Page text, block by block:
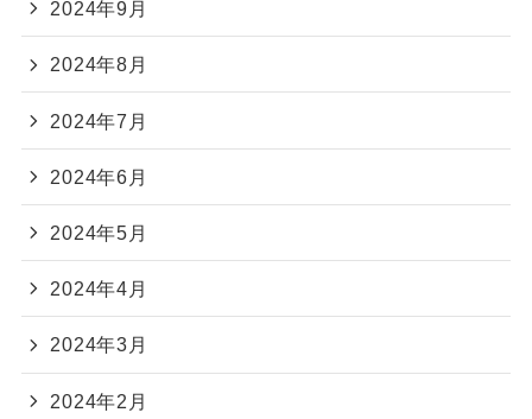
2024年9月
2024年8月
2024年7月
2024年6月
2024年5月
2024年4月
2024年3月
2024年2月